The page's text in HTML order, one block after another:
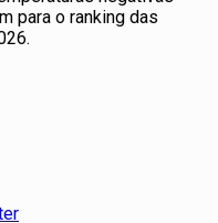
para o ranking das